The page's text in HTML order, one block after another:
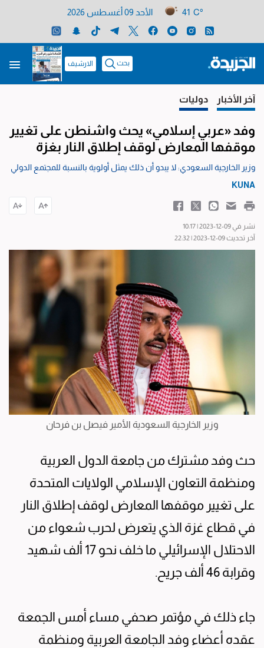
41 C° الأحد 09 أغسطس 2026
بحث الارشيف
آخر الأخبار دوليات
وفد «عربي إسلامي» يحث واشنطن على تغيير
موقفها المعارض لوقف إطلاق النار بغزة
وزير الخارجية السعودي: لا يبدو أن ذلك يمثل أولوية بالنسبة للمجتمع الدولي
KUNA
نشر في 09-12-2023 | 10:17
آخر تحديث 09-12-2023 | 22:32
وزير الخارجية السعودية الأمير فيصل بن فرحان
حث وفد مشترك من جامعة الدول العربية
ومنظمة التعاون الإسلامي الولايات المتحدة
على تغيير موقفها المعارض لوقف إطلاق النار
في قطاع غزة الذي يتعرض لحرب شعواء من
الاحتلال الإسرائيلي ما خلف نحو 17 ألف شهيد
وقرابة 46 ألف جريح.
جاء ذلك في مؤتمر صحفي مساء أمس الجمعة
عقده أعضاء وفد الجامعة العربية ومنظمة